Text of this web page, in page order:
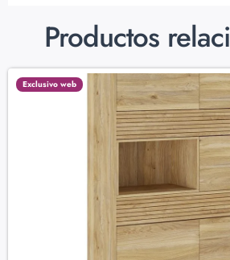
Productos
Exclusivo web